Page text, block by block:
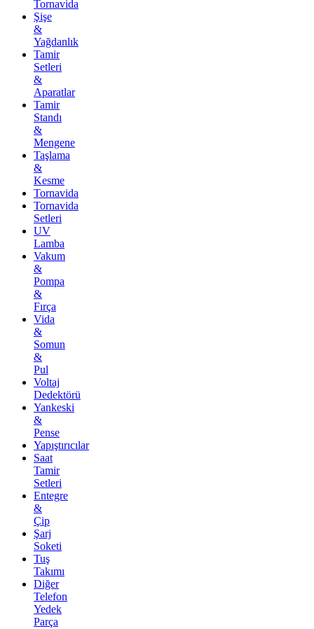
Tornavida
Şişe
&
Yağdanlık
Tamir
Setleri
&
Aparatlar
Tamir
Standı
&
Mengene
Taşlama
&
Kesme
Tornavida
Tornavida
Setleri
UV
Lamba
Vakum
&
Pompa
&
Fırça
Vida
&
Somun
&
Pul
Voltaj
Dedektörü
Yankeski
&
Pense
Yapıştırıcılar
Saat
Tamir
Setleri
Entegre
&
Çip
Şarj
Soketi
Tuş
Takımı
Diğer
Telefon
Yedek
Parça